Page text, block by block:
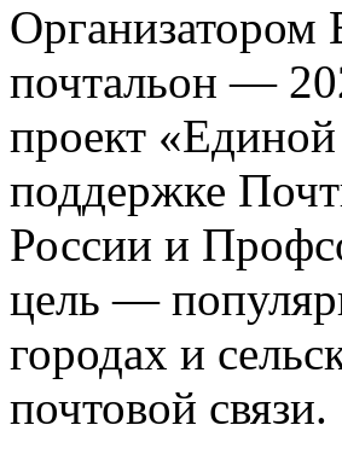
Организатором
почтальон —
проект
поддержке
России и
цель —
городах и
почтовой связи.